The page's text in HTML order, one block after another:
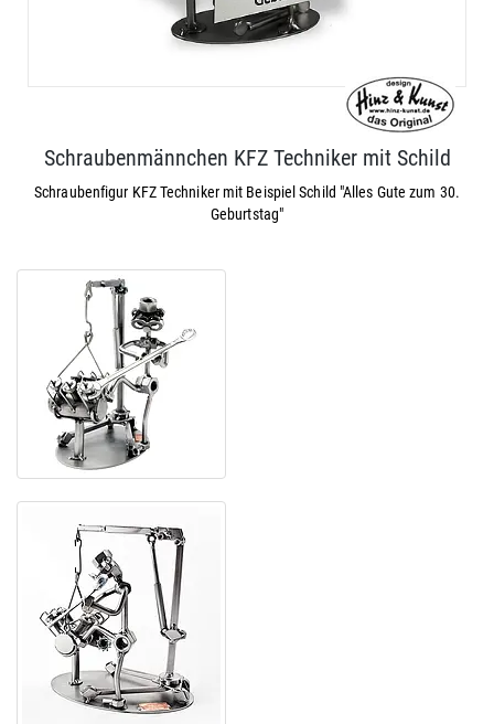
Schraubenmännchen KFZ Techniker mit Schild
Schraubenfigur KFZ Techniker mit Beispiel Schild "Alles Gute zum 30.
Geburtstag"